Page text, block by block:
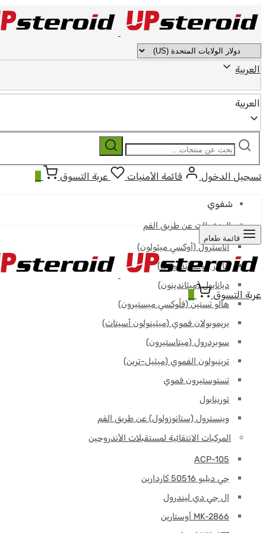
العربية
العربية
ابحث
بحث
تسجيل الدخول قائمة الأمنيات عربة التسوق
شفوي
المنشطات عن طريق الفم
أناسترول (أوكسي ميثولون)
أناوار (أوكساندرولون)
ديانابول (ميثاندينون)
هالو تستين (فلُوكسي ميستيرون)
بريموبولان فموي (ميثينولون أسيتات)
سوبردرول (ميتاستيرون)
ترينبولون الفموي (ميثيل-ترين)
تستوستيرون فموي
تورينابول
وينسترول (ستانوزولول) عن طريق الفم
المركبات الانتقائية لمستقبلات الأندروجين
ACP-105
جي دبليو 50516 كاردارين
ال جي دي ليندرول
MK-2866 أوستارين
قائمة طعام
عربة التسوق